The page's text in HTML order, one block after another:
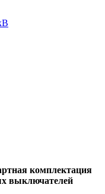
комплектация
выключателей